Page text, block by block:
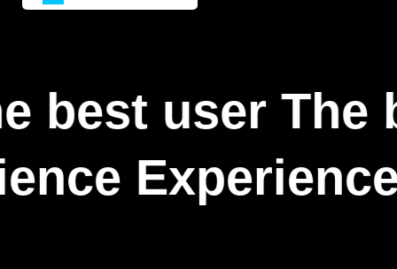
best user The